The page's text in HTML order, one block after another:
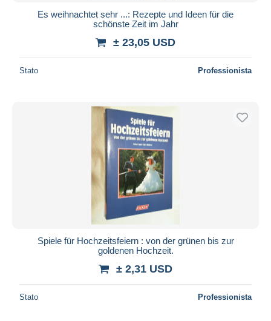
Es weihnachtet sehr ...: Rezepte und Ideen für die
schönste Zeit im Jahr
± 23,05 USD
Stato Professionista
Spiele für Hochzeitsfeiern : von der grünen bis zur
goldenen Hochzeit.
± 2,31 USD
Stato Professionista